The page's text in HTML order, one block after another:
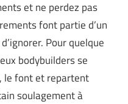
et ne perdez pas
font partie d’un
Pour quelque
bodybuilders se
le font et repartent
soulagement à